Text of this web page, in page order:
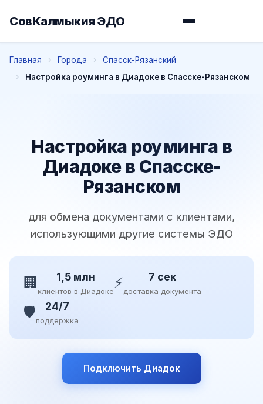
СовКалмыкия ЭДО
Главная Города
Спасск-Рязанский
Настройка роуминга в Диадоке в Спасске-Рязанском
Настройка роуминга в
Диадоке в Спасске-
Рязанском
для обмена документами с клиентами,
использующими другие системы ЭДО
🏢 1,5 млн
клиентов в Диадоке⚡ 7 сек
доставка документа
🛡️ 24/7
поддержка
Подключить Диадок